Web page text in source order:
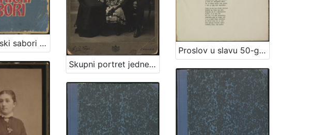
Stari hrvatski sabori / Rudolf Horvat
Skupni portret jedne obitelji / S. Weinrich
Proslov u slavu 50-godišnjice književnoga rada Gjure Stjepana Deželića / spjevao Božidar Kukuljević Sakcinski